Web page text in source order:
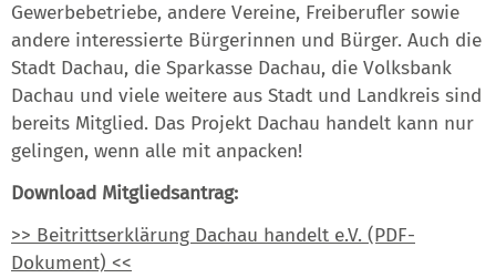
Gewerbebetriebe, andere Vereine, Freiberufler sowie
andere interessierte Bürgerinnen und Bürger. Auch die
Stadt Dachau, die Sparkasse Dachau, die Volksbank
Dachau und viele weitere aus Stadt und Landkreis sind
bereits Mitglied. Das Projekt Dachau handelt kann nur
gelingen, wenn alle mit anpacken!
Download Mitgliedsantrag:
>> Beitrittserklärung Dachau handelt e.V. (PDF-
Dokument) <<